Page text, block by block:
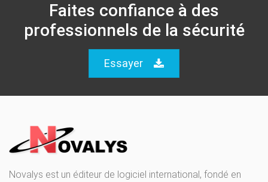
Faites confiance à des
professionnels de la sécurité
Essayer
Novalys est un éditeur de logiciel international, fondé en